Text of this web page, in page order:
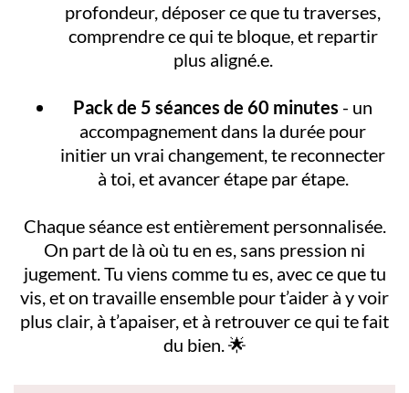
profondeur, déposer ce que tu traverses,
comprendre ce qui te bloque, et repartir
plus aligné.e.
Pack de 5 séances de 60 minutes - un
accompagnement dans la durée pour
initier un vrai changement, te reconnecter
à toi, et avancer étape par étape.
Chaque séance est entièrement personnalisée.
On part de là où tu en es, sans pression ni
jugement. Tu viens comme tu es, avec ce que tu
vis, et on travaille ensemble pour t’aider à y voir
plus clair, à t’apaiser, et à retrouver ce qui te fait
du bien. 🌟